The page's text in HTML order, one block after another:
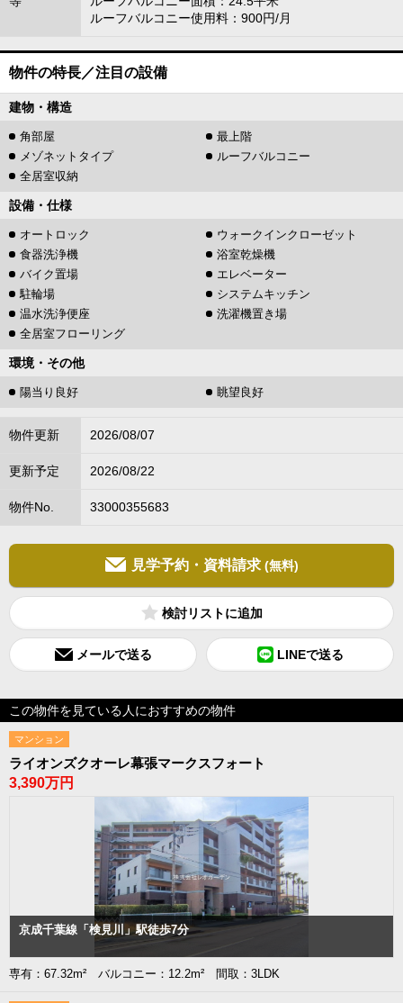
ルーフバルコニー使用料：900円/月
物件の特長／注目の設備
建物・構造
角部屋
最上階
メゾネットタイプ
ルーフバルコニー
全居室収納
設備・仕様
オートロック
ウォークインクローゼット
食器洗浄機
浴室乾燥機
バイク置場
エレベーター
駐輪場
システムキッチン
温水洗浄便座
洗濯機置き場
全居室フローリング
環境・その他
陽当り良好 眺望良好
物件更新 2026/08/07
更新予定 2026/08/22
物件No. 33000355683
見学予約・資料請求 (無料)
検討リスト
メールで送る LINEで送る
この物件を見ている人におすすめの物件
マンション
ライオンズクオーレ幕張マークスフォート
3,390万円
京成千葉線「検見川」駅徒歩7分
専有：67.32m² バルコニー：12.2m² 間取：3LDK